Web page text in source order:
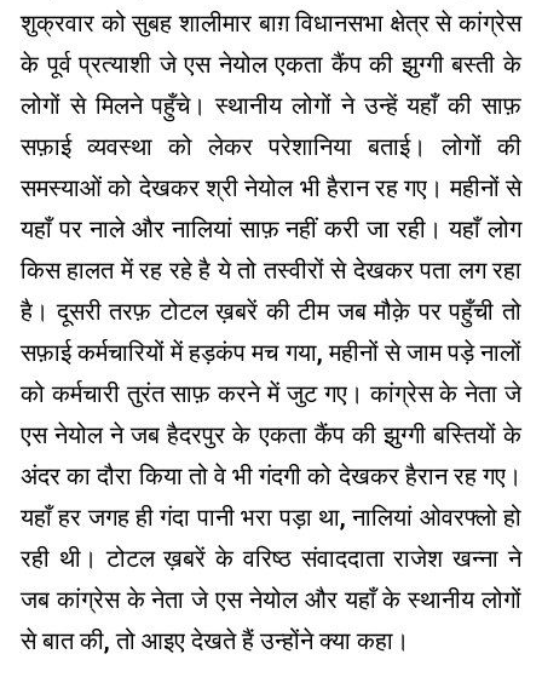
शुक्रवार को सुबह शालीमार बाग़ विधानसभा क्षेत्र से कांग्रेस
के पूर्व प्रत्याशी जे एस नेयोल एकता कैंप की झुग्गी बस्ती के
लोगों से मिलने पहुँचे। स्थानीय लोगों ने उन्हें यहाँ की साफ़
सफ़ाई व्यवस्था को लेकर परेशानिया बताई। लोगों की
समस्याओं को देखकर श्री नेयोल भी हैरान रह गए। महीनों से
यहाँ पर नाले और नालियां साफ़ नहीं करी जा रही। यहाँ लोग
किस हालत में रह रहे है ये तो तस्वीरों से देखकर पता लग रहा
है। दूसरी तरफ़ टोटल ख़बरें की टीम जब मौक़े पर पहुँची तो
सफ़ाई कर्मचारियों में हड़कंप मच गया, महीनों से जाम पड़े नालों
को कर्मचारी तुरंत साफ़ करने में जुट गए। कांग्रेस के नेता जे
एस नेयोल ने जब हैदरपुर के एकता कैंप की झुग्गी बस्तियों के
अंदर का दौरा किया तो वे भी गंदगी को देखकर हैरान रह गए।
यहाँ हर जगह ही गंदा पानी भरा पड़ा था, नालियां ओवरफ्लो हो
रही थी। टोटल ख़बरें के वरिष्ठ संवाददाता राजेश खन्ना ने
जब कांग्रेस के नेता जे एस नेयोल और यहाँ के स्थानीय लोगों
से बात की, तो आइए देखते हैं उन्होंने क्या कहा।